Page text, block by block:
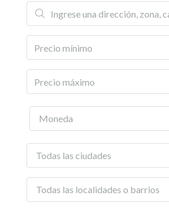
Moneda
Todas las ciudades
Todas las localidades o barrios